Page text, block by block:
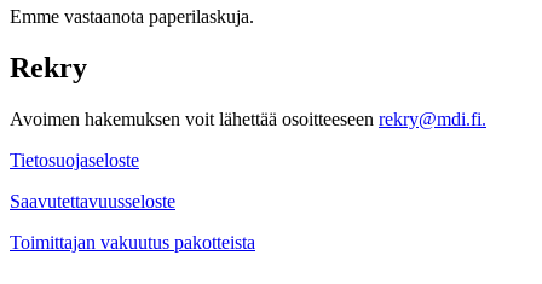
Emme vastaanota paperilaskuja.
Rekry
Avoimen hakemuksen voit lähettää osoitteeseen rekry@mdi.fi.
Tietosuojaseloste
Saavutettavuusseloste
Toimittajan vakuutus pakotteista